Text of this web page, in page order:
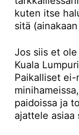
kuten itse
sitä
Jos siis et
Kuala
Paikalliset
paidoissa ja
ajattele asiaa